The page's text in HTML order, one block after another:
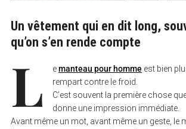
Un vêtement qui en dit long,
qu’on s’en rende compte
L emanteau pour homme est bien
rempart contre le froid.
C’est souvent la première chose
donne une impression immédiate.
Avant même un mot, avant même un geste, le